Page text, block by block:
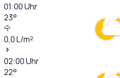
01:00Uhr
23°
0,0L/m²
02:00Uhr
22°